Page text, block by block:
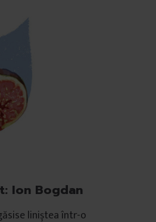
Ion Bogdan
liniștea într-o